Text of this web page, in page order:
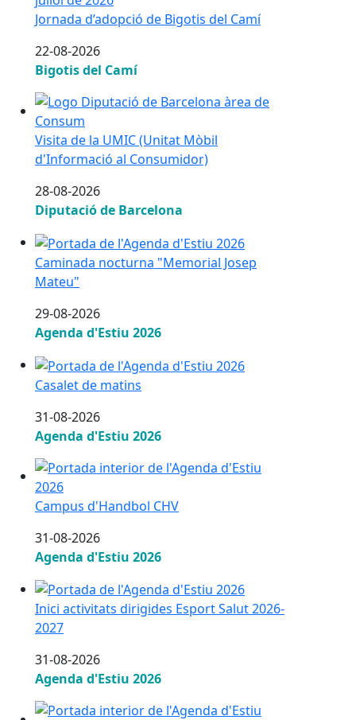
Jornada d’adopció de Bigotis del Camí
22-08-2026
Bigotis del Camí
Visita de la UMIC (Unitat Mòbil d'Informació al
Visita de la UMIC (Unitat Mòbil
d'Informació al Consumidor)
28-08-2026
Diputació de Barcelona
Caminada nocturna "Memorial Josep Mateu"
Caminada nocturna "Memorial Josep
Mateu"
29-08-2026
Agenda d'Estiu 2026
Casalet de matins
Casalet de matins
31-08-2026
Agenda d'Estiu 2026
Campus d'Handbol CHV
Campus d'Handbol CHV
31-08-2026
Agenda d'Estiu 2026
Inici activitats dirigides Esport Salut 2026-2027
Inici activitats dirigides Esport Salut 2026-
2027
31-08-2026
Agenda d'Estiu 2026
Portes Obertes a l'Handbol